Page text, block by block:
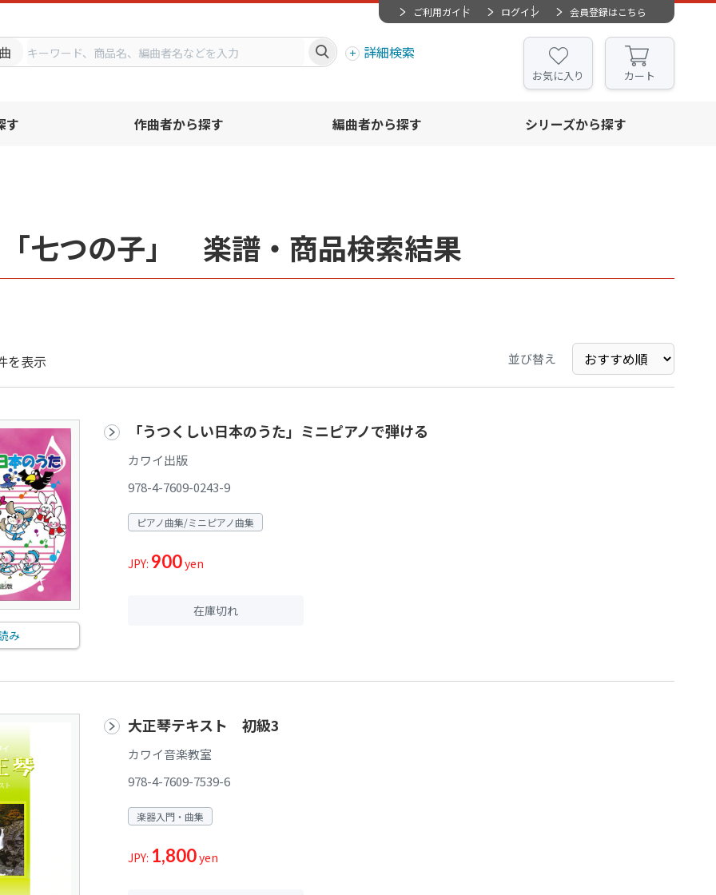
ご利用ガイド ログイン 会員登録はこちら
詳細検索
お気に入り カート
す 作曲者から探す 編曲者から探す シリーズから探す
七つの子」 楽譜・商品検索結果
表示 並び替え
み
「うつくしい日本のうた」ミニピアノで弾ける
カワイ出版
978-4-7609-0243-9
ピアノ曲集/ミニピアノ曲集
JPY: 900yen
在庫切れ
大正琴テキスト 初級3
カワイ音楽教室
978-4-7609-7539-6
楽器入門・曲集
JPY: 1,800yen